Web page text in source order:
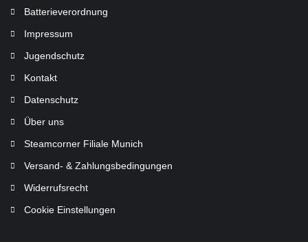
Batterieverordnung
Impressum
Jugendschutz
Kontakt
Datenschutz
Über uns
Steamcorner Filiale Munich
Versand- & Zahlungsbedingungen
Widerrufsrecht
Cookie Einstellungen